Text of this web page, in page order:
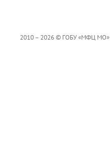
2010 – 2026 © ГОБУ «МФЦ МО»